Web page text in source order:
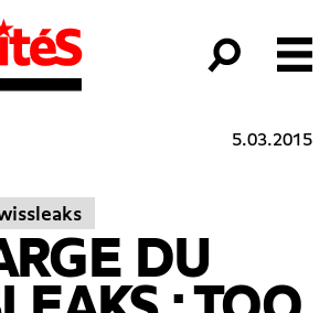
5.03.2015
DU